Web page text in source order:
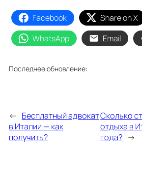
Facebook Share on X
WhatsApp
Email
Последнее обновление:
← Бесплатный адвокат
в Италии — как
получить?
Сколько
отдыха в
года? →